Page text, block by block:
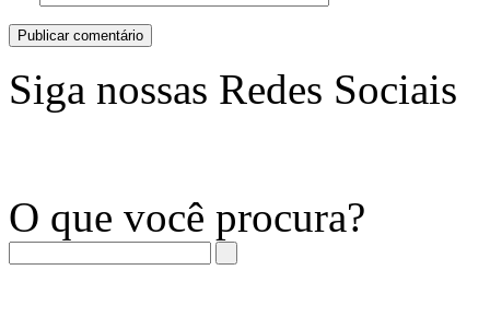
Siga nossas Redes Sociais
O que você procura?